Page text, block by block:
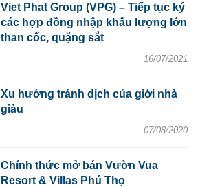
Viet Phat Group (VPG) – Tiếp tục ký
các hợp đồng nhập khẩu lượng lớn
than cốc, quặng sắt
16/07/2021
Xu hướng tránh dịch của giới nhà
giàu
07/08/2020
Chính thức mở bán Vườn Vua
Resort & Villas Phú Thọ